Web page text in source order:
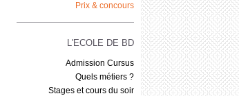
Prix & concours
L'ECOLE DE BD
Admission Cursus
Quels métiers ?
Stages et cours du soir